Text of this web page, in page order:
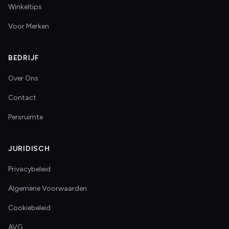
Winkeltips
Voor Merken
BEDRIJF
Over Ons
Contact
Persruimte
JURIDISCH
Privacybeleid
Algemene Voorwaarden
Cookiebeleid
AVG